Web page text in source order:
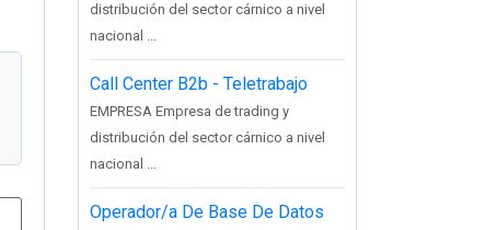
distribución del sector cárnico a nivel
nacional ...
Call Center B2b - Teletrabajo
EMPRESA Empresa de trading y
distribución del sector cárnico a nivel
nacional ...
Operador/a De Base De Datos